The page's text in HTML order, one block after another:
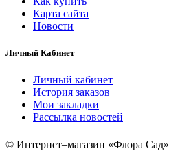
Карта сайта
Новости
Личный Кабинет
Личный кабинет
История заказов
Мои закладки
Рассылка новостей
© Интернет–магазин «Флора Сад»